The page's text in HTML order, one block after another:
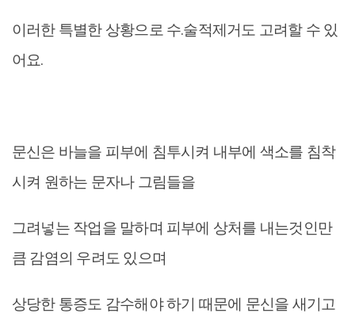
이러한 특별한 상황으로 수.술적제거도 고려할 수 있
어요.
문신은 바늘을 피부에 침투시켜 내부에 색소를 침착
시켜 원하는 문자나 그림들을
그려넣는 작업을 말하며 피부에 상처를 내는것인만
큼 감염의 우려도 있으며
상당한 통증도 감수해야 하기 때문에 문신을 새기고